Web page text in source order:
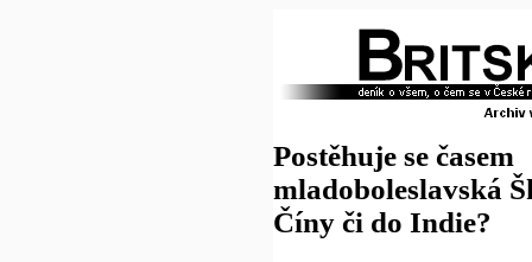
Postěhuje se časem
mladoboleslavská
Číny či do Indie?